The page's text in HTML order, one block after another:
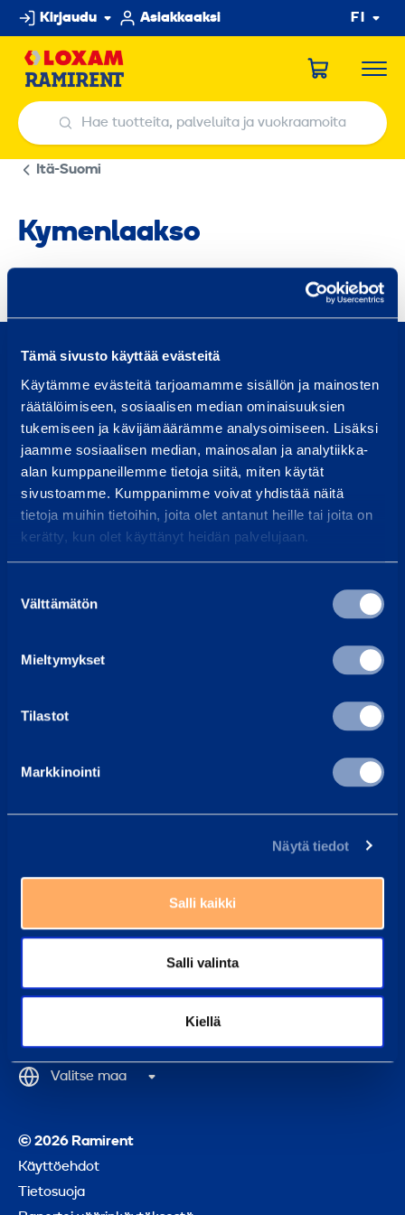
Tämä sivusto käyttää evästeitä
Käytämme evästeitä tarjoamamme sisällön ja mainosten
räätälöimiseen, sosiaalisen median ominaisuuksien
tukemiseen ja kävijämäärämme analysoimiseen. Lisäksi
jaamme sosiaalisen median, mainosalan ja analytiikka-
alan kumppaneillemme tietoja siitä, miten käytät
sivustoamme. Kumppanimme voivat yhdistää näitä
tietoja muihin tietoihin, joita olet antanut heille tai joita on
kerätty, kun olet käyttänyt heidän palvelujaan.
valinta
Välttämätön
Mieltymykset
Tilastot
Markkinointi
Näytä tiedot
Salli kaikki
Salli valinta
Kiellä
Hyppää
sisältöön
Kirjaudu Asiakkaaksi FI
Hae tuotteita, palveluita ja vuokraamoita
Hae tuotteita, palveluita ja vuokraamoita
Itä-Suomi
Kymenlaakso
Soita meille, olemme täällä auttaaksemme sinua
asiakaspalvelu@ramirent.fi
Vastaamme tavallisesti vuorokauden sisällä
Etsi lähin vuokraamo
Työntekijämme auttavat sinua aina mielellään
Yleisimmät kysymykset
Uutiset
Palvelut
Tietoa konsernista
Ramirent Group
© 2026 Ramirent
Käyttöehdot
Tietosuoja
Valitse maa